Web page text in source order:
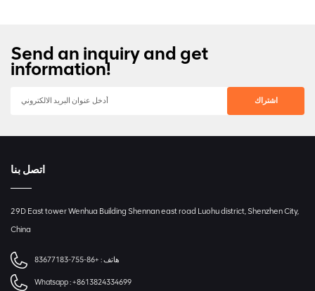
Send an inquiry and get
information!
اتصل بنا
29D East tower Wenhua Building Shennan east road Luohu district, Shenzhen City,
China
هاتف : +86-755-83677183
Whatsapp :+8613824334699